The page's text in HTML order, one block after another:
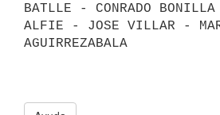
BATLLE - CONRADO
ALFIE - JOSE VILLAR -
AGUIRREZABALA